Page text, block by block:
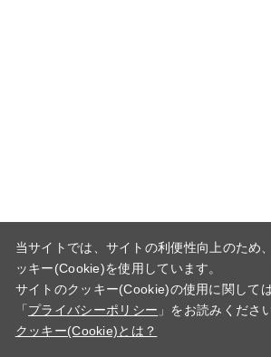
当サイトでは、サイトの利便性向上のため
ッキー(Cookie)を使用しています。
サイトのクッキー(Cookie)の使用に関しては
「 プライバシーポリシー 」をお読みください
クッキー(Cookie)とは？